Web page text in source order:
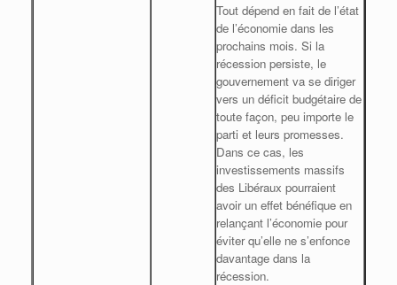
Tout dépend en fait de l’état
de l’économie dans les
prochains mois. Si la
récession persiste, le
gouvernement va se diriger
vers un déficit budgétaire de
toute façon, peu importe le
parti et leurs promesses.
Dans ce cas, les
investissements massifs
des Libéraux pourraient
avoir un effet bénéfique en
relançant l’économie pour
éviter qu’elle ne s’enfonce
davantage dans la
récession.